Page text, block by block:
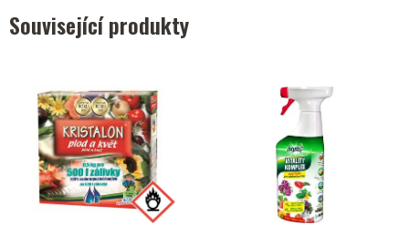
Související produkty